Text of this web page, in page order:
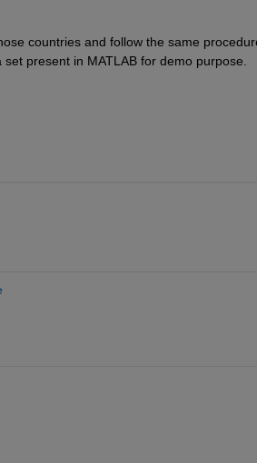
countries and follow the same
present in MATLAB for demo purpose.